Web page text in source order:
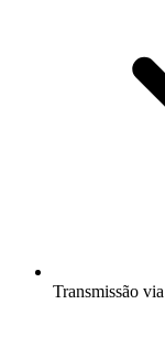
Transmissão